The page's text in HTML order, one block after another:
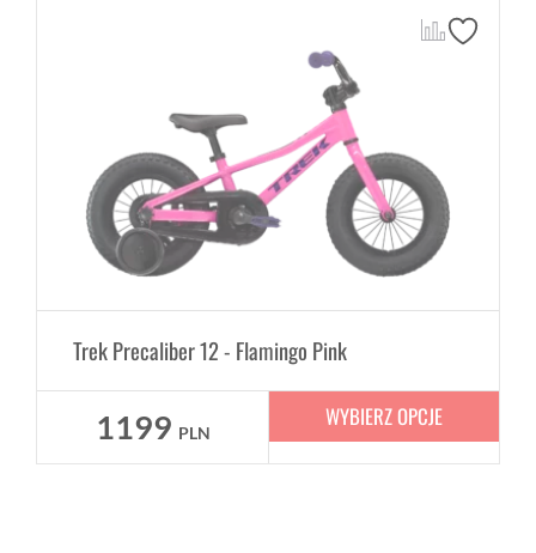
Trek Precaliber 12 - Flamingo Pink
1199 PLN
WYBIERZ OPCJE